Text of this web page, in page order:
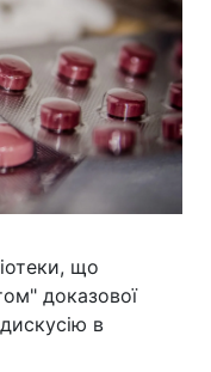
що
доказової
в